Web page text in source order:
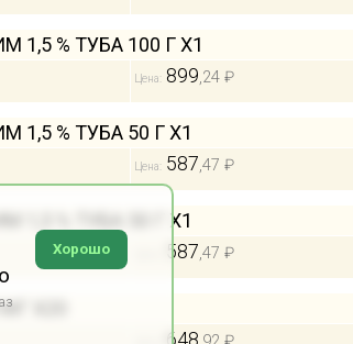
% ТУБА 100 Г Х1
Цена: 899,24 ₽
% ТУБА 50 Г Х1
Цена: 587,47 ₽
% ТУБА 50 Г Х1
587,47 ₽
Х20
648
Хорошо